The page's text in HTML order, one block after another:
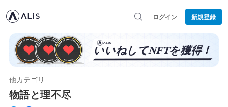
ログイン 新規登録
他カテゴリ
物語と理不尽